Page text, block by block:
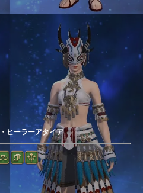
ヒーラーアタイア